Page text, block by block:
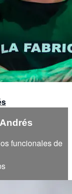
funcionales de